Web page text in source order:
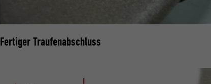
Fertiger Traufenabschluss